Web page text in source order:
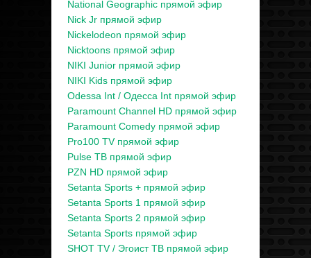
National Geographic прямой эфир
Nick Jr прямой эфир
Nickelodeon прямой эфир
Nicktoons прямой эфир
NIKI Junior прямой эфир
NIKI Kids прямой эфир
Odessa Int / Одесса Int прямой эфир
Paramount Channel HD прямой эфир
Paramount Comedy прямой эфир
Pro100 TV прямой эфир
Pulse ТВ прямой эфир
PZN HD прямой эфир
Setanta Sports + прямой эфир
Setanta Sports 1 прямой эфир
Setanta Sports 2 прямой эфир
Setanta Sports прямой эфир
SHOT TV / Эгоист ТВ прямой эфир